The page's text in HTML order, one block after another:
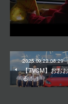
2025.09.22 08:29
【TVCM】おお
る！！